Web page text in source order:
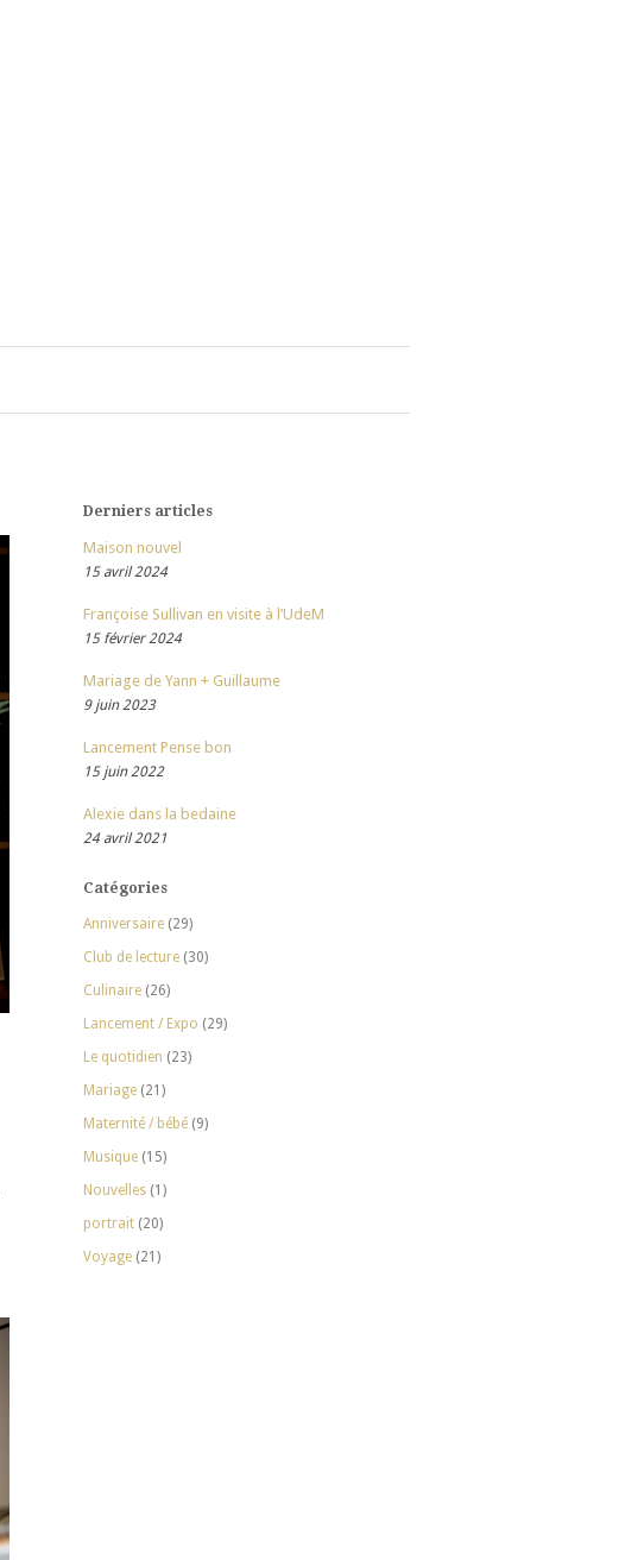
Derniers articles
Maison nouvel
15 avril 2024
Françoise Sullivan en visite à l’UdeM
15 février 2024
Mariage de Yann + Guillaume
9 juin 2023
Lancement Pense bon
15 juin 2022
Alexie dans la bedaine
24 avril 2021
Catégories
Anniversaire (29)
Club de lecture (30)
Culinaire (26)
Lancement / Expo (29)
Le quotidien (23)
Mariage (21)
Maternité / bébé (9)
Musique (15)
Nouvelles (1)
portrait (20)
Voyage (21)